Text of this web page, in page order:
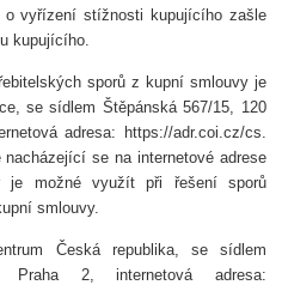
o vyřízení stížnosti kupujícího zašle
kupujícího.
sporů z kupní smlouvy je
se sídlem Štěpánská 567/15, 120
adresa: https://adr.coi.cz/cs.
se na internetové adrese
je možné využít při řešení sporů
smlouvy.
Česká republika, se sídlem
2, internetová adresa: